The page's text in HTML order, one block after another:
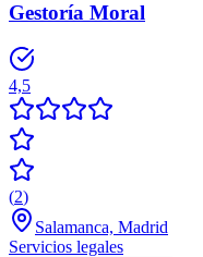
Gestoría Moral
4,5
(2)
Salamanca, Madrid
Servicios legales